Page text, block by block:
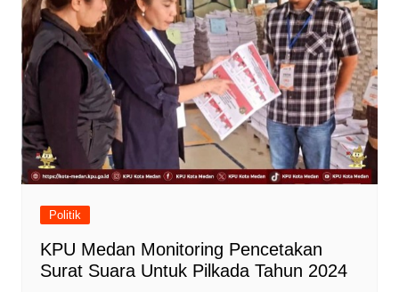
Politik
KPU Medan Monitoring Pencetakan
Surat Suara Untuk Pilkada Tahun 2024